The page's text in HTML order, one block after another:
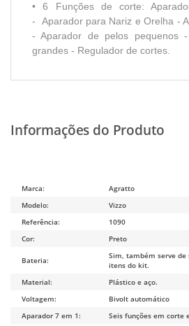
• 6 Funções de corte:
- Aparador para Nariz e Orelha -
- Aparador de pelos pequenos
grandes - Regulador de cortes.
Marca:
Agratto
Modelo:
Vizzo
Referência:
1090
Cor:
Preto
Bateria:
Sim, também serve de
itens do kit.
Material:
Plástico e aço.
Voltagem:
Bivolt automático
Aparador 7 em 1:
Seis funções em corte